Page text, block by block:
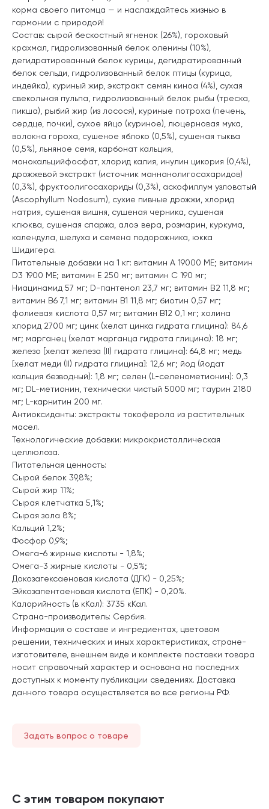
корма своего питомца — и наслаждайтесь жизнью в
гармонии с природой!
Состав: сырой бескостный ягненок (26%), гороховый
крахмал, гидролизованный белок оленины (10%),
дегидратированный белок курицы, дегидратированный
белок сельди, гидролизованный белок птицы (курица,
индейка), куриный жир, экстракт семян киноа (4%), сухая
свекольная пульпа, гидролизованный белок рыбы (треска,
пикша), рыбий жир (из лосося), куриные потроха (печень,
сердце, почки), сухое яйцо (куриное), люцерновая мука,
волокна гороха, сушеное яблоко (0,5%), сушеная тыква
(0,5%), льняное семя, карбонат кальция,
монокальцийфосфат, хлорид калия, инулин цикория (0,4%),
дрожжевой экстракт (источник маннанолигосахаридов)
(0,3%), фруктоолигосахариды (0,3%), аскофиллум узловатый
(Ascophyllum Nodosum), сухие пивные дрожжи, хлорид
натрия, сушеная вишня, сушеная черника, сушеная
клюква, сушеная спаржа, алоэ вера, розмарин, куркума,
календула, шелуха и семена подорожника, юкка
Шидигера.
Питательные добавки на 1 кг: витамин А 19000 МЕ; витамин
D3 1900 МЕ; витамин Е 250 мг; витамин С 190 мг;
Ниацинамид 57 мг; D-пантенол 23,7 мг; витамин В2 11,8 мг;
витамин В6 7,1 мг; витамин В1 11,8 мг; биотин 0,57 мг;
фолиевая кислота 0,57 мг; витамин В12 0,1 мг; холина
хлорид 2700 мг; цинк (хелат цинка гидрата глицина): 84,6
мг; марганец (хелат марганца гидрата глицина): 18 мг;
железо [хелат железа (II) гидрата глицина]: 64,8 мг; медь
[хелат меди (II) гидрата глицина]: 12,6 мг; йод (йодат
кальция безводный): 1,8 мг; селен (L-селенометионин): 0,3
мг; DL-метионин, технически чистый 5000 мг; таурин 2180
мг; L-карнитин 200 мг.
Антиоксиданты: экстракты токоферола из растительных
масел.
Технологические добавки: микрокристаллическая
целлюлоза.
Питательная ценность:
Сырой белок 39,8%;
Сырой жир 11%;
Сырая клетчатка 5,1%;
Сырая зола 8%;
Кальций 1,2%;
Фосфор 0,9%;
Омега-6 жирные кислоты - 1,8%;
Омега-3 жирные кислоты - 0,5%;
Докозагексаеновая кислота (ДГК) - 0,25%;
Эйкозапентаеновая кислота (ЕПК) - 0,20%.
Калорийность (в кКал): 3735 кКал.
Страна-производитель: Сербия.
Информация о составе и ингредиентах, цветовом
решении, технических и иных характеристиках, стране-
изготовителе, внешнем виде и комплекте поставки товара
носит справочный характер и основана на последних
доступных к моменту публикации сведениях. Доставка
данного товара осуществляется во все регионы РФ.
Задать вопрос о товаре
С этим товаром покупают